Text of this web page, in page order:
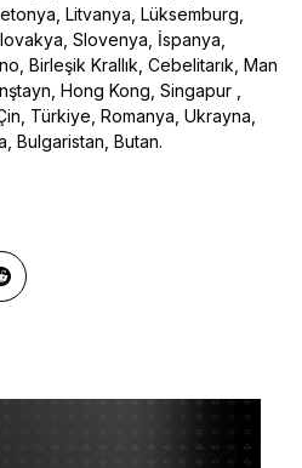
Litvanya, Lüksemburg,
Slovenya, İspanya,
Birleşik Krallık, Cebelitarık, Man
Hong Kong, Singapur ,
Türkiye, Romanya, Ukrayna,
Bulgaristan, Butan.